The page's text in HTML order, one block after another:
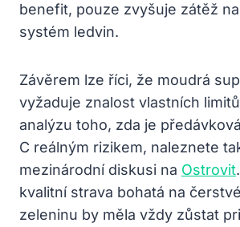
benefit, pouze zvyšuje zátěž
systém ledvin.
Závěrem lze říci, že moudrá
vyžaduje znalost vlastních
analýzu toho, zda je
C reálným rizikem, naleznete
mezinárodní diskusi na Ostrovit
kvalitní strava bohatá na
zeleninu by měla vždy zůstat